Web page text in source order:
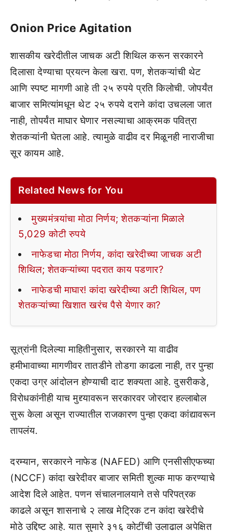
Onion Price Agitation
शासकीय खरेदीतील जाचक अटी शिथिल करून सरकारने
दिलासा देण्याचा प्रयत्न केला खरा. पण, शेतकऱ्यांची थेट
आणि स्पष्ट मागणी आहे ती २५ रुपये प्रति किलोची. जोपर्यंत
बाजार समित्यांमधून थेट २५ रुपये दराने कांदा उचलला जात
नाही, तोपर्यंत माघार घेणार नसल्याचा आक्रमक पवित्रा
शेतकऱ्यांनी घेतला आहे. त्यामुळे वाढीव दर मिळूनही नाराजीचा
सूर कायम आहे.
Related News for You
मुख्यमंत्र्यांचा मोठा निर्णय; शेतकऱ्यांना मिळाले
5,029 कोटी रुपये
नाफेडचा मोठा निर्णय, कांदा खरेदीच्या जाचक अटी
शिथिल; शेतकऱ्यांच्या पदरात काय पडणार?
नाफेडची माघार! कांदा खरेदीच्या अटी शिथिल, पण
शेतकऱ्यांच्या खिशात खरंच पैसे येणार का?
सूत्रांनी दिलेल्या माहितीनुसार, सरकारने या वाढीव
हमीभावाच्या मागणीवर तातडीने तोडगा काढला नाही, तर पुन्हा
एकदा उग्र आंदोलन होण्याची दाट शक्यता आहे. दुसरीकडे,
विरोधकांनीही याच मुद्द्यावरून सरकारवर जोरदार हल्लाबोल
सुरू केला असून राज्यातील राजकारण पुन्हा एकदा कांद्यावरून
तापलंय.
दरम्यान, सरकारने नाफेड (NAFED) आणि एनसीसीएफच्या
(NCCF) कांदा खरेदीवर बाजार समिती शुल्क माफ करण्याचे
आदेश दिले आहेत. पणन संचालनालयाने तसे परिपत्रक
काढले असून शासनाचे २ लाख मेट्रिक टन कांदा खरेदीचे
मोठे उद्दिष्ट आहे. यात सुमारे ३१६ कोटींची उलाढाल अपेक्षित